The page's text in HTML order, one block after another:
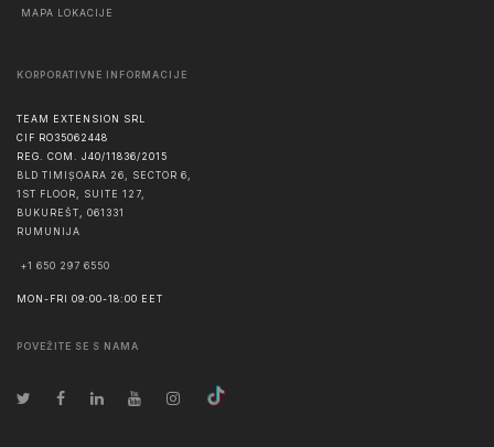
MAPA LOKACIJE
KORPORATIVNE INFORMACIJE
TEAM EXTENSION SRL
CIF RO35062448
REG. COM. J40/11836/2015
BLD TIMIȘOARA 26, SECTOR 6,
1ST FLOOR, SUITE 127,
BUKUREŠT
061331
RUMUNIJA
+1 650 297 6550
MON-FRI 09:00-18:00 EET
POVEŽITE SE S NAMA